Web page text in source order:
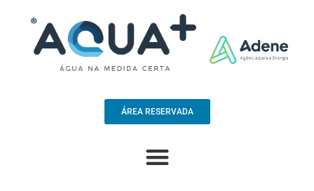
ÁREA RESERVADA